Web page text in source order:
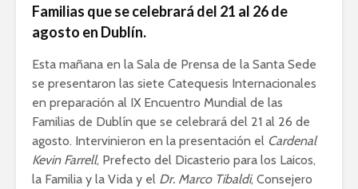
Familias que se celebrará del 21 al 26 de
agosto en Dublín.
Esta mañana en la Sala de Prensa de la Santa Sede
se presentaron las siete Catequesis Internacionales
en preparación al IX Encuentro Mundial de las
Familias de Dublín que se celebrará del 21 al 26 de
agosto. Intervinieron en la presentación el Cardenal
Kevin Farrell, Prefecto del Dicasterio para los Laicos,
la Familia y la Vida y el Dr. Marco Tibaldi, Consejero